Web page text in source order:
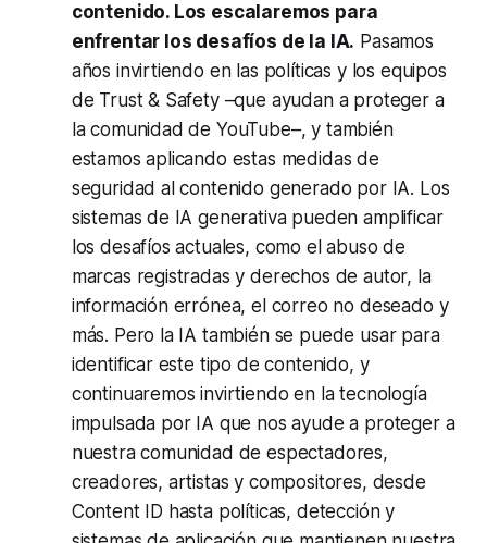
contenido. Los escalaremos para
enfrentar los desafíos de la IA. Pasamos
años invirtiendo en las políticas y los equipos
de Trust & Safety –que ayudan a proteger a
la comunidad de YouTube–, y también
estamos aplicando estas medidas de
seguridad al contenido generado por IA. Los
sistemas de IA generativa pueden amplificar
los desafíos actuales, como el abuso de
marcas registradas y derechos de autor, la
información errónea, el correo no deseado y
más. Pero la IA también se puede usar para
identificar este tipo de contenido, y
continuaremos invirtiendo en la tecnología
impulsada por IA que nos ayude a proteger a
nuestra comunidad de espectadores,
creadores, artistas y compositores, desde
Content ID hasta políticas, detección y